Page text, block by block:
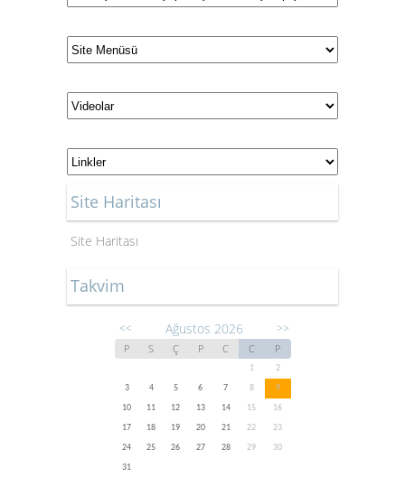
Site Haritası
Site Haritası
Takvim
<< Ağustos 2026 >>
P S Ç P C C P
1
2
3
4 5 6 7 8
9
10
11 12 13 14 15
16
17
18 19 20 21 22
23
24
25 26 27 28 29
30
31